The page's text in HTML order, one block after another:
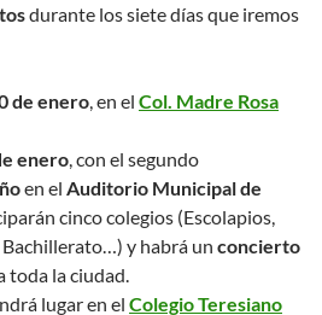
durante los siete días que iremos
de enero , en el Col. Madre Rosa
enero , con el segundo
en el Auditorio Municipal de
cinco colegios (Escolapios,
Bachillerato…) y habrá un concierto
toda la ciudad.
lugar en el Colegio Teresiano